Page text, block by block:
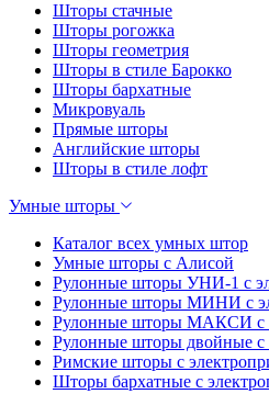
Шторы стачные
Шторы рогожка
Шторы геометрия
Шторы в стиле Барокко
Шторы бархатные
Микровуаль
Прямые шторы
Английские шторы
Шторы в стиле лофт
Умные шторы
Каталог всех умных штор
Умные шторы с Алисой
Рулонные шторы УНИ-1 с
Рулонные шторы МИНИ с
Рулонные шторы МАКСИ с
Рулонные шторы двойные с
Римские шторы с
Шторы бархатные с